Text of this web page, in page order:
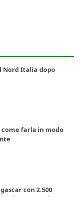
Nord Italia dopo
farla in modo
con 2.500